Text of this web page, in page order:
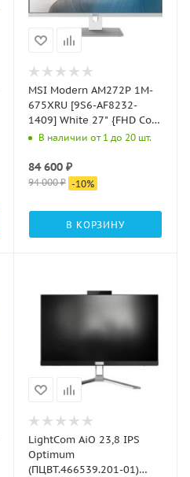
MSI Modern AM272P 1M-
675XRU [9S6-AF8232-
1409] White 27" {FHD Core
5 120U / SO-DIMM DDR5
В наличии от 1 до 20 шт.
84 600 ₽
94 000₽ -10%
В КОРЗИНУ
LightCom AiO 23,8 IPS
Optimum
(ПЦВТ.466539.201-01)